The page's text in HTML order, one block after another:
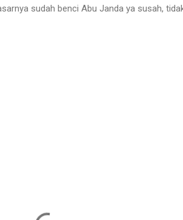
sudah benci Abu Janda ya susah,